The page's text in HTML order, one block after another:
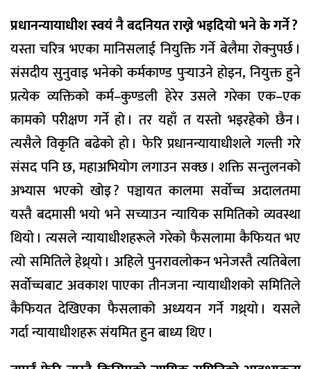
प्रधानन्यायाधीश स्वयं नै बदनियत राख्ने भइदियो भने के गर्ने ?
यस्ता चरित्र भएका मानिसलाई नियुक्ति गर्ने बेलैमा रोक्नुपर्छ ।
संसदीय सुनुवाइ भनेको कर्मकाण्ड पुर्‍याउने होइन, नियुक्त हुने
प्रत्येक व्यक्तिको कर्म–कुण्डली हेरेर उसले गरेका एक–एक
कामको परीक्षण गर्ने हो । तर यहाँ त यस्तो भइरहेको छैन ।
त्यसैले विकृति बढेको हो । फेरि प्रधानन्यायाधीशले गल्ती गरे
संसद पनि छ, महाअभियोग लगाउन सक्छ । शक्ति सन्तुलनको
अभ्यास भएको खोइ ? पञ्चायत कालमा सर्वाेच्च अदालतमा
यस्तै बदमासी भयो भने सच्याउन न्यायिक समितिको व्यवस्था
थियो । त्यसले न्यायाधीशहरूले गरेको फैसलामा कैफियत भए
त्यो समितिले हेथ्र्याे । अहिले पुनरावलोकन भनेजस्तै त्यतिबेला
सर्वाेच्चबाट अवकाश पाएका तीनजना न्यायाधीशको समितिले
कैफियत देखिएका फैसलाको अध्ययन गर्ने गथ्र्याे । यसले
गर्दा न्यायाधीशहरू संयमित हुन बाध्य थिए ।